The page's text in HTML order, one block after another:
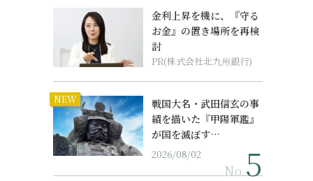
金利上昇を機に、『守る
お金』の置き場所を再検
討
PR(株式会社北九州銀行)
NEW
戦国大名・武田信玄の事
績を描いた『甲陽軍鑑』
が国を滅ぼす…
2026/08/02
No.